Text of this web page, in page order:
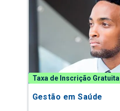
Taxa de Inscrição Gratuita
Gestão em Saúde